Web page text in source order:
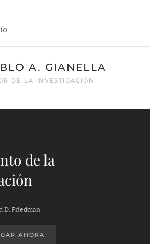
A. GIANELLA
DE LA INVESTIGACIÓN
de la
D. Friedman
AHORA